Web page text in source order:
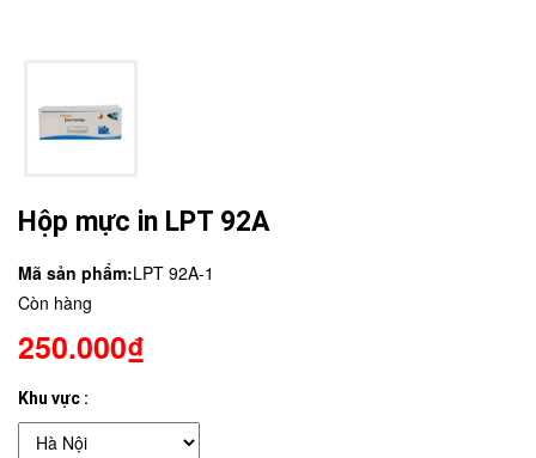
Hộp mực in LPT 92A
Mã sản phẩm:LPT 92A-1
Còn hàng
250.000₫
Khu vực :